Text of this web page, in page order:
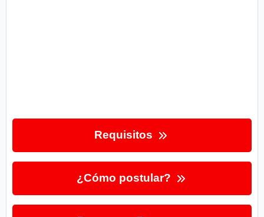
Requisitos
¿Cómo postular?